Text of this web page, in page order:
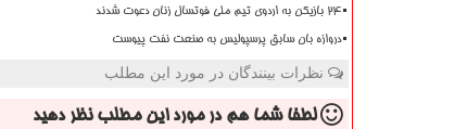
۲۴ بازیکن به اردوی تیم ملی فوتسال زنان دعوت شدند
دروازه بان سابق پرسپولیس به صنعت نفت پیوست
نظرات بینندگان در مورد این مطلب
لطفا شما همدر مورد این مطلب نظر دهید